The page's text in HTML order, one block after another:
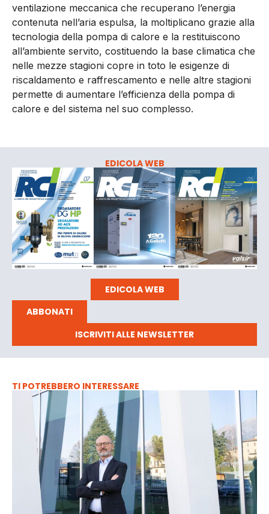
ventilazione meccanica che recuperano l’energia
contenuta nell’aria espulsa, la moltiplicano grazie alla
tecnologia della pompa di calore e la restituiscono
all’ambiente servito, costituendo la base climatica che
nelle mezze stagioni copre in toto le esigenze di
riscaldamento e raffrescamento e nelle altre stagioni
permette di aumentare l’efficienza della pompa di
calore e del sistema nel suo complesso.
EDICOLA WEB
EDICOLA WEB
ABBONATI
ISCRIVITI ALLE NEWSLETTER
TI POTREBBERO INTERESSARE